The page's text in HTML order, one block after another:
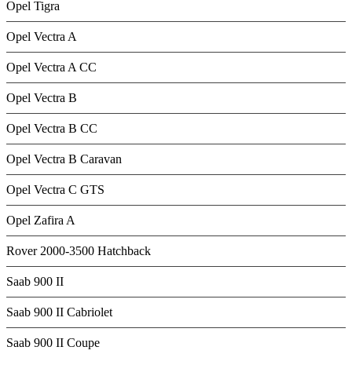
Opel Tigra
Opel Vectra A
Opel Vectra A CC
Opel Vectra B
Opel Vectra B CC
Opel Vectra B Caravan
Opel Vectra C GTS
Opel Zafira A
Rover 2000-3500 Hatchback
Saab 900 II
Saab 900 II Cabriolet
Saab 900 II Coupe